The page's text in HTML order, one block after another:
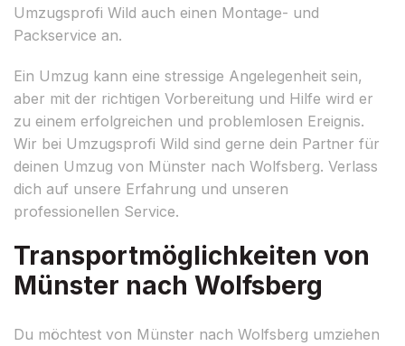
Umzugsprofi Wild auch einen Montage- und
Packservice an.
Ein Umzug kann eine stressige Angelegenheit sein,
aber mit der richtigen Vorbereitung und Hilfe wird er
zu einem erfolgreichen und problemlosen Ereignis.
Wir bei Umzugsprofi Wild sind gerne dein Partner für
deinen Umzug von Münster nach Wolfsberg. Verlass
dich auf unsere Erfahrung und unseren
professionellen Service.
Transportmöglichkeiten von
Münster nach Wolfsberg
Du möchtest von Münster nach Wolfsberg umziehen